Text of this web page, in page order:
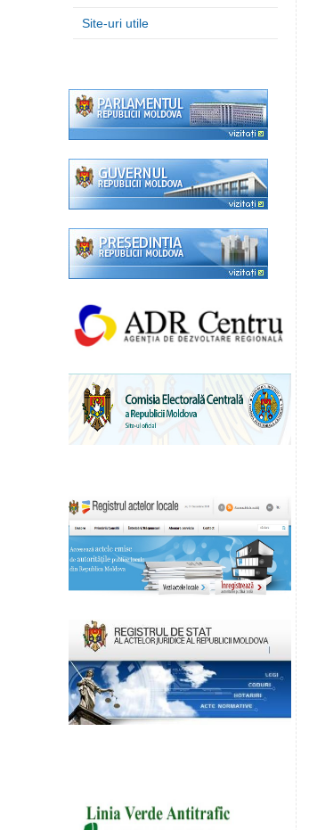
Site-uri utile